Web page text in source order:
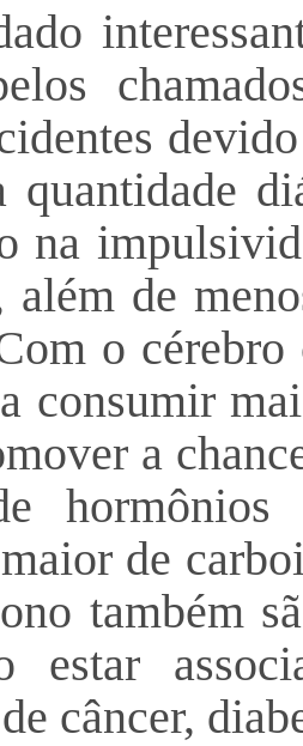
quantidade
na
além de
o cérebro
consumir
a
de
também
estar
câncer,